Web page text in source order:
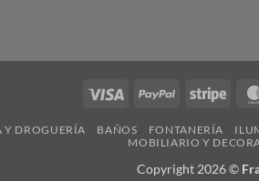
Visa PayPal Stripe
Y DROGUERÍA BAÑOS FONTANERÍA
MOBILIARIO Y
Copyright 2026 ©